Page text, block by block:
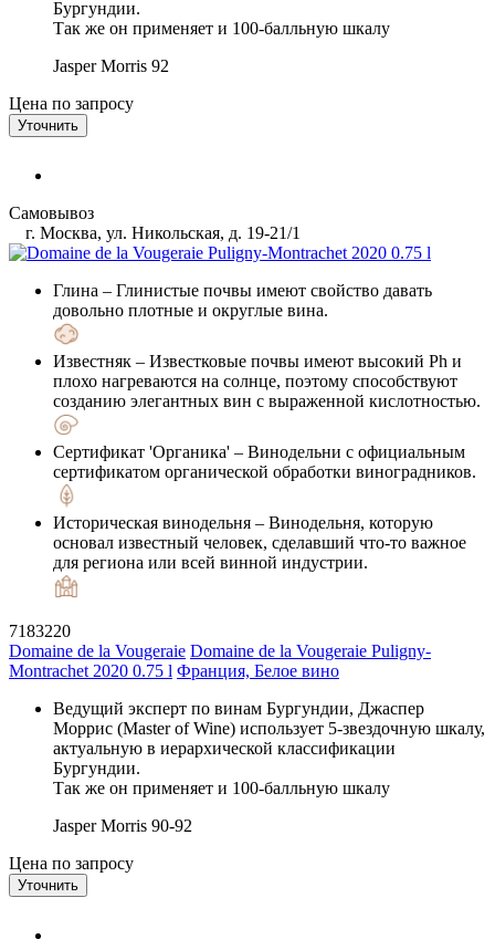
Бургундии.
Так же он применяет и 100-балльную шкалу
Jasper Morris 92
Цена по запросу
Уточнить
Самовывоз
г. Москва, ул. Никольская, д. 19-21/1
Глина – Глинистые почвы имеют свойство давать
довольно плотные и округлые вина.
Известняк – Известковые почвы имеют высокий Ph и
плохо нагреваются на солнце, поэтому способствуют
созданию элегантных вин с выраженной кислотностью.
Сертификат 'Органика' – Винодельни с официальным
сертификатом органической обработки виноградников.
Историческая винодельня – Винодельня, которую
основал известный человек, сделавший что-то важное
для региона или всей винной индустрии.
7183220
Domaine de la Vougeraie Domaine de la Vougeraie Puligny-
Montrachet 2020 0.75 l Франция, Белое вино
Ведущий эксперт по винам Бургундии, Джаспер
Моррис (Master of Wine) использует 5-звездочную шкалу,
актуальную в иерархической классификации
Бургундии.
Так же он применяет и 100-балльную шкалу
Jasper Morris 90-92
Цена по запросу
Уточнить